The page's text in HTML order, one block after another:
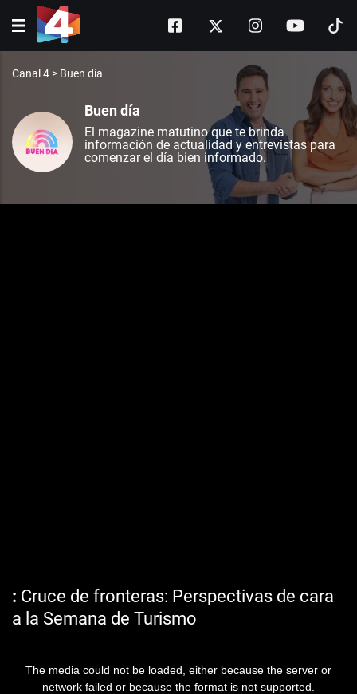
Canal 4 > Buen día
Buen día
El magazine matutino que te brinda
información de actualidad y entrevistas para
comenzar el día bien informado.
Cruce de fronteras: Perspectivas de cara
a la Semana de Turismo
The media could not be loaded, either because the server or
network failed or because the format is not supported.